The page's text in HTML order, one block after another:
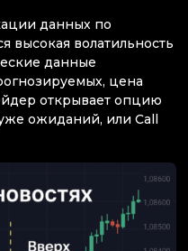
данных по
высокая волатильность
данные
цена
открывает опцию
ожиданий, или Call